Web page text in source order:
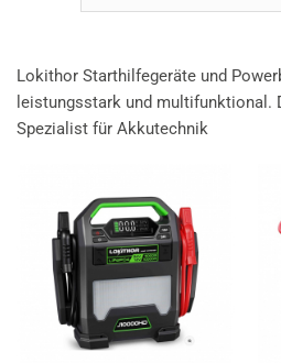
Lokithor Starthilfegeräte und
leistungsstark und multifunktional.
Spezialist für Akkutechnik